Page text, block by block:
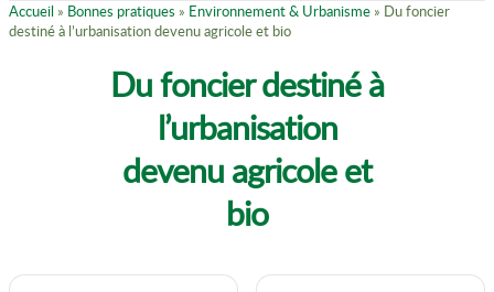
Accueil » Bonnes pratiques » Environnement & Urbanisme » Du foncier
destiné à l’urbanisation devenu agricole et bio
Du foncier destiné à
l’urbanisation
devenu agricole et
bio